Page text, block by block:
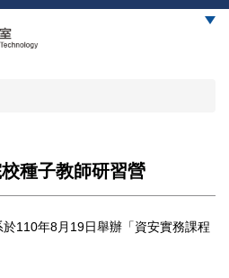
種子教師研習營
110年8月19日舉辦「資安實務課程